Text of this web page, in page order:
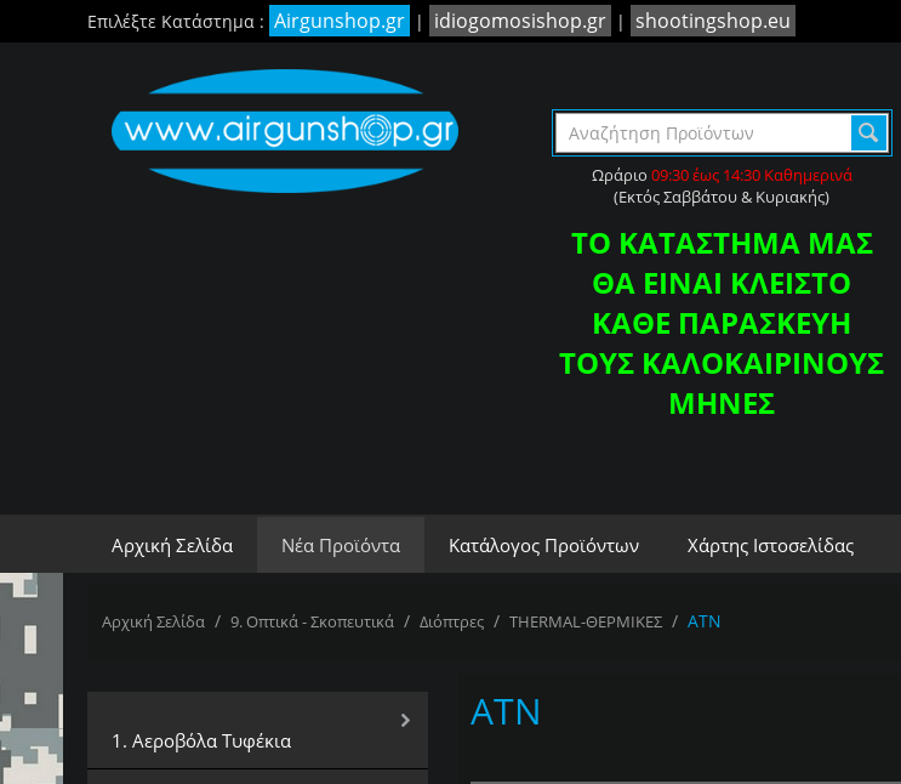
Επιλέξτε Κατάστημα : Airgunshop.gr | idiogomosishop.gr | shootingshop.eu
Ωράριο 09:30 έως 14:30 Καθημερινά
(Εκτός Σαββάτου & Κυριακής)
ΤΟ ΚΑΤΑΣΤΗΜΑ ΜΑΣ
ΘΑ ΕΙΝΑΙ ΚΛΕΙΣΤΟ
ΚΑΘΕ ΠΑΡΑΣΚΕΥΗ
ΤΟΥΣ ΚΑΛΟΚΑΙΡΙΝΟΥΣ
ΜΗΝΕΣ
Αρχική Σελίδα Νέα Προϊόντα Κατάλογος Προϊόντων Χάρτης Ιστοσελίδας
Αρχική Σελίδα / 9. Οπτικά - Σκοπευτικά / Διόπτρες / THERMAL-ΘΕΡΜΙΚΕΣ / ATN
1. Αεροβόλα Τυφέκια
ATN